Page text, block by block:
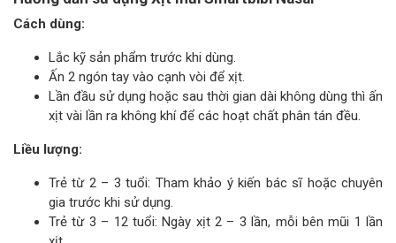
Cách dùng:
Lắc kỹ sản phẩm trước khi dùng.
Ấn 2 ngón tay vào cạnh vòi để xịt.
Lần đầu sử dụng hoặc sau thời gian dài không dùng thì ấn
xịt vài lần ra không khí để các hoạt chất phân tán đều.
Liều lượng:
Trẻ từ 2 – 3 tuổi: Tham khảo ý kiến bác sĩ hoặc chuyên
gia trước khi sử dụng.
Trẻ từ 3 – 12 tuổi: Ngày xịt 2 – 3 lần, mỗi bên mũi 1 lần